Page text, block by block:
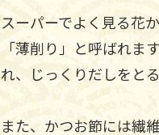
スーパーでよく見る花
「薄削り」と呼ばれま
れ、じっくりだしをと
また、かつお節には繊